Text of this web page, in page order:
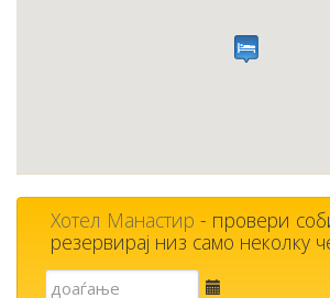
Хотел Манастир - провери
резервирај низ само неколку
Е-